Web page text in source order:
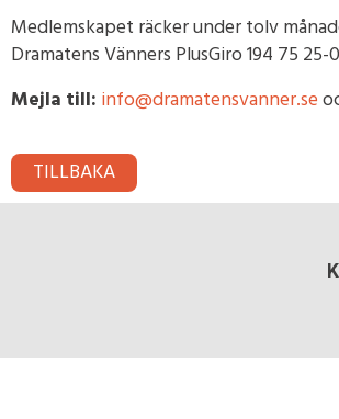
Medlemskapet räcker under tolv
Dramatens Vänners PlusGiro 194 75
Mejla till: info@dramatensvanner.se
TILLBAKA